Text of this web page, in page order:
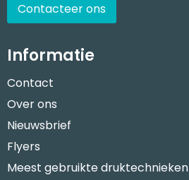
Contacteer ons
Informatie
Contact
Over ons
Nieuwsbrief
Flyers
Meest gebruikte druktechnieken